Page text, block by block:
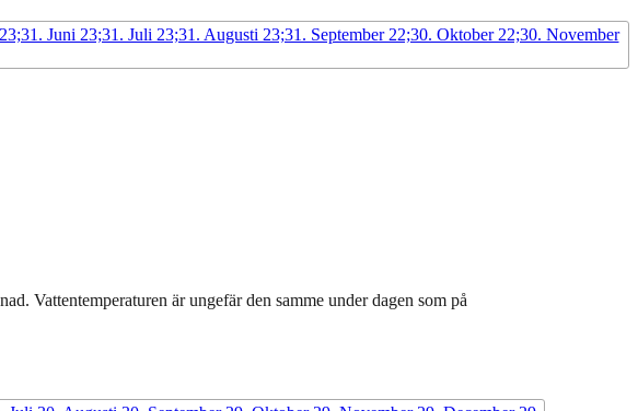
Vattentemperaturen är ungefär den samme under dagen som på